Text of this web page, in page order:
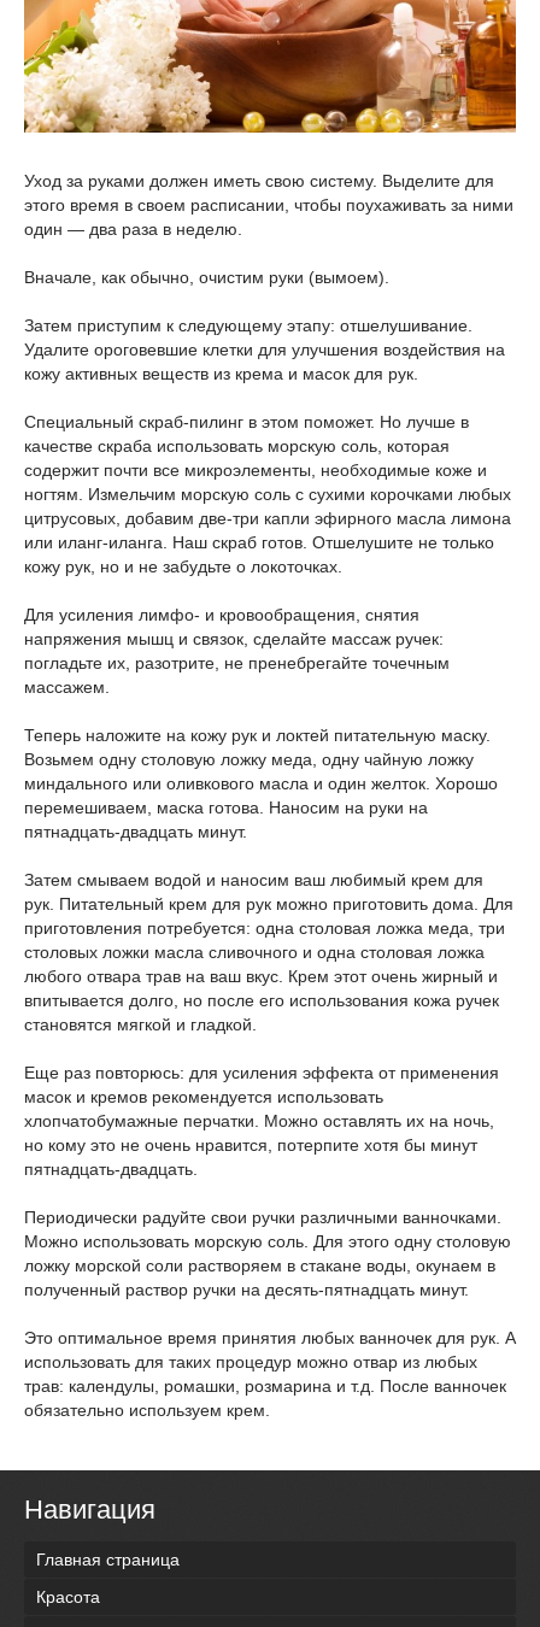
Уход за руками должен иметь свою систему. Выделите для
этого время в своем расписании, чтобы поухаживать за ними
один — два раза в неделю.
Вначале, как обычно, очистим руки (вымоем).
Затем приступим к следующему этапу: отшелушивание.
Удалите ороговевшие клетки для улучшения воздействия на
кожу активных веществ из крема и масок для рук.
Специальный скраб-пилинг в этом поможет. Но лучше в
качестве скраба использовать морскую соль, которая
содержит почти все микроэлементы, необходимые коже и
ногтям. Измельчим морскую соль с сухими корочками любых
цитрусовых, добавим две-три капли эфирного масла лимона
или иланг-иланга. Наш скраб готов. Отшелушите не только
кожу рук, но и не забудьте о локоточках.
Для усиления лимфо- и кровообращения, снятия
напряжения мышц и связок, сделайте массаж ручек:
погладьте их, разотрите, не пренебрегайте точечным
массажем.
Теперь наложите на кожу рук и локтей питательную маску.
Возьмем одну столовую ложку меда, одну чайную ложку
миндального или оливкового масла и один желток. Хорошо
перемешиваем, маска готова. Наносим на руки на
пятнадцать-двадцать минут.
Затем смываем водой и наносим ваш любимый крем для
рук. Питательный крем для рук можно приготовить дома. Для
приготовления потребуется: одна столовая ложка меда, три
столовых ложки масла сливочного и одна столовая ложка
любого отвара трав на ваш вкус. Крем этот очень жирный и
впитывается долго, но после его использования кожа ручек
становятся мягкой и гладкой.
Еще раз повторюсь: для усиления эффекта от применения
масок и кремов рекомендуется использовать
хлопчатобумажные перчатки. Можно оставлять их на ночь,
но кому это не очень нравится, потерпите хотя бы минут
пятнадцать-двадцать.
Периодически радуйте свои ручки различными ванночками.
Можно использовать морскую соль. Для этого одну столовую
ложку морской соли растворяем в стакане воды, окунаем в
полученный раствор ручки на десять-пятнадцать минут.
Это оптимальное время принятия любых ванночек для рук. А
использовать для таких процедур можно отвар из любых
трав: календулы, ромашки, розмарина и т.д. После ванночек
обязательно используем крем.
Навигация
Главная страница
Красота